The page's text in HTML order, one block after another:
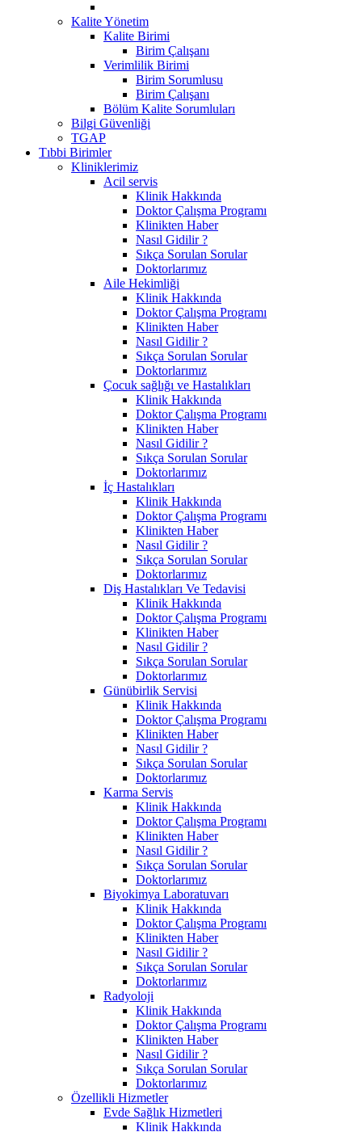
Kalite Yönetim
Kalite Birimi
Birim Çalışanı
Verimlilik Birimi
Birim Sorumlusu
Birim Çalışanı
Bölüm Kalite Sorumluları
Bilgi Güvenliği
TGAP
Tıbbi Birimler
Kliniklerimiz
Acil servis
Klinik Hakkında
Doktor Çalışma Programı
Klinikten Haber
Nasıl Gidilir ?
Sıkça Sorulan Sorular
Doktorlarımız
Aile Hekimliği
Klinik Hakkında
Doktor Çalışma Programı
Klinikten Haber
Nasıl Gidilir ?
Sıkça Sorulan Sorular
Doktorlarımız
Çocuk sağlığı ve Hastalıkları
Klinik Hakkında
Doktor Çalışma Programı
Klinikten Haber
Nasıl Gidilir ?
Sıkça Sorulan Sorular
Doktorlarımız
İç Hastalıkları
Klinik Hakkında
Doktor Çalışma Programı
Klinikten Haber
Nasıl Gidilir ?
Sıkça Sorulan Sorular
Doktorlarımız
Diş Hastalıkları Ve Tedavisi
Klinik Hakkında
Doktor Çalışma Programı
Klinikten Haber
Nasıl Gidilir ?
Sıkça Sorulan Sorular
Doktorlarımız
Günübirlik Servisi
Klinik Hakkında
Doktor Çalışma Programı
Klinikten Haber
Nasıl Gidilir ?
Sıkça Sorulan Sorular
Doktorlarımız
Karma Servis
Klinik Hakkında
Doktor Çalışma Programı
Klinikten Haber
Nasıl Gidilir ?
Sıkça Sorulan Sorular
Doktorlarımız
Biyokimya Laboratuvarı
Klinik Hakkında
Doktor Çalışma Programı
Klinikten Haber
Nasıl Gidilir ?
Sıkça Sorulan Sorular
Doktorlarımız
Radyoloji
Klinik Hakkında
Doktor Çalışma Programı
Klinikten Haber
Nasıl Gidilir ?
Sıkça Sorulan Sorular
Doktorlarımız
Özellikli Hizmetler
Evde Sağlık Hizmetleri
Klinik Hakkında